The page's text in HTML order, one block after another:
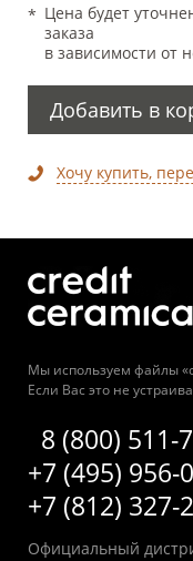
Цена будет
заказа
в зависимости от
Добавить в
Хочу купить,
Мы используем файлы
Если Вас это не
8 (800) 511-
+7 (495) 956-
+7 (812) 327-
Официальный